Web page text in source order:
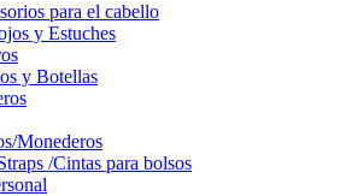
para el cabello
y Estuches
y Botellas
Monederos
/Cintas para bolsos